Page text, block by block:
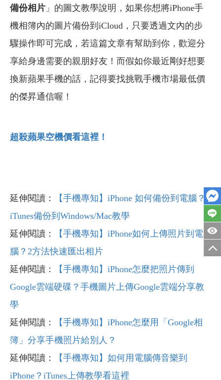
備份相片 」的圖文教學說明，如果你想將iPhone手
機相簿內的圖片備份到iCloud，只要透過文內的步
驟操作即可完成，若這篇文章有幫助到你，歡迎分
享給身邊需要的親朋好友！而假如你最近剛好想要
換新蘋果手機的話，記得要找挑戰手機市場最低價
的傑昇通信喔！
超殺蘋果空機價看這裡！
延伸閱讀：
【手機專知】iPhone 如何備份到電腦？
iTunes備份到Windows/Mac教學
延伸閱讀：
【手機專知】iPhone如何上傳照片到電
腦？2方法快速匯出相片
延伸閱讀：
【手機專知】iPhone怎麼把照片傳到
Google雲端硬碟？手機圖片上傳Google雲端分享教
學
延伸閱讀：
【手機專知】iPhone怎麼用「Google相
簿」分享手機照片給別人？
延伸閱讀：
【手機專知】如何用電腦傳音樂到
iPhone？iTunes上傳教學看這裡